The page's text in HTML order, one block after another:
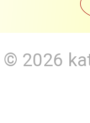
© 2026